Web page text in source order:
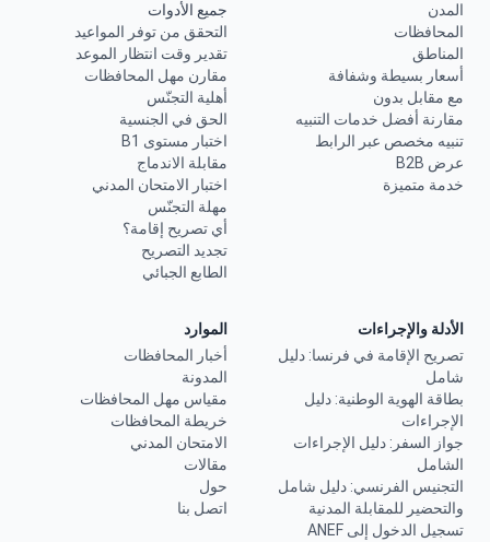
المدن
المحافظات
المناطق
أسعار بسيطة وشفافة
مع مقابل بدون
مقارنة أفضل خدمات التنبيه
تنبيه مخصص عبر الرابط
عرض B2B
خدمة متميزة
جميع الأدوات
التحقق من توفر المواعيد
تقدير وقت انتظار الموعد
مقارن مهل المحافظات
أهلية التجنّس
الحق في الجنسية
اختبار مستوى B1
مقابلة الاندماج
اختبار الامتحان المدني
مهلة التجنّس
أي تصريح إقامة؟
تجديد التصريح
الطابع الجبائي
الأدلة والإجراءات
تصريح الإقامة في فرنسا: دليل
شامل
بطاقة الهوية الوطنية: دليل
الإجراءات
جواز السفر: دليل الإجراءات
الشامل
التجنيس الفرنسي: دليل شامل
والتحضير للمقابلة المدنية
تسجيل الدخول إلى ANEF
الموارد
أخبار المحافظات
المدونة
مقياس مهل المحافظات
خريطة المحافظات
الامتحان المدني
مقالات
حول
اتصل بنا